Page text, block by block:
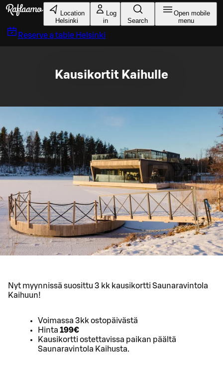
Skip to main content
Location
Helsinki
Log
in
Search
Open mobile
menu
Reserve a table Helsinki
Kausikortit Kaihulle
Nyt myynnissä suosittu 3 kk kausikortti Saunaravintola
Kaihuun!
Voimassa 3kk ostopäivästä
Hinta 199€
Kausikortti ostettavissa paikan päältä
Saunaravintola Kaihusta.